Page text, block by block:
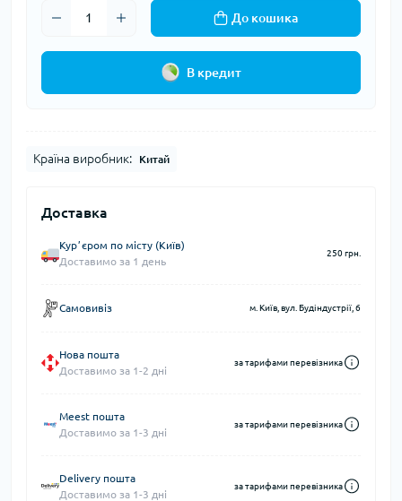
До кошика
В кредит
Країна виробник: Китай
Доставка
Курʼєром по місту (Київ)
Доставимо за 1 день
250 грн.
Самовивіз м. Київ, вул. Будіндустрії, 6
Нова пошта
Доставимо за 1-2 дні
за тарифами перевізника
Meest пошта
Доставимо за 1-3 дні
за тарифами перевізника
Delivery пошта
Доставимо за 1-3 дні
за тарифами перевізника